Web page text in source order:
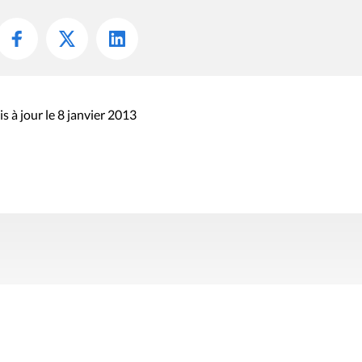
à jour le 8 janvier 2013